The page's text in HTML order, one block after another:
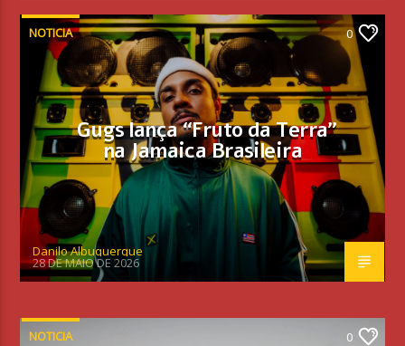
NOTICIA 0
Gugs lança “Fruto da Terra”
na Jamaica Brasileira
Danilo Albuquerque
28 DE MAIO DE 2026
NOTICIA 0